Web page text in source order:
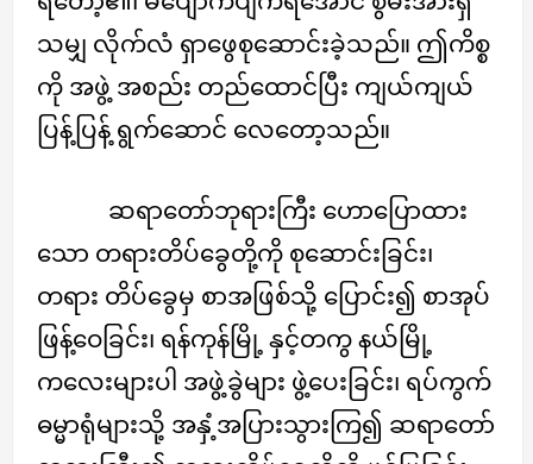
သမျှ လိုက်လံ ရှာဖွေစုဆောင်းခဲ့သည်။ ဤကိစ္စ
ကို အဖွဲ့ အစည်း တည်ထောင်ပြီး ကျယ်ကျယ်
ပြန့်ပြန့် ရွက်ဆောင် လေတော့သည်။
ဆရာတော်ဘုရားကြီး ဟောပြောထား
သော တရားတိပ်ခွေတို့ကို စုဆောင်းခြင်း၊
တရား တိပ်ခွေမှ စာအဖြစ်သို့ ပြောင်း၍ စာအုပ်
ဖြန့်ဝေခြင်း၊ ရန်ကုန်မြို့ နှင့်တကွ နယ်မြို့
ကလေးများပါ အဖွဲ့ခွဲများ ဖွဲ့ပေးခြင်း၊ ရပ်ကွက်
ဓမ္မာရုံများသို့ အနှံ့အပြားသွားကြ၍ ဆရာတော်